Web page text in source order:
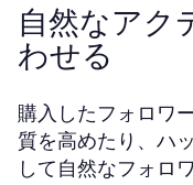
自然なアク
わせる
購入したフォロワ
質を高めたり、ハ
して自然なフォロ